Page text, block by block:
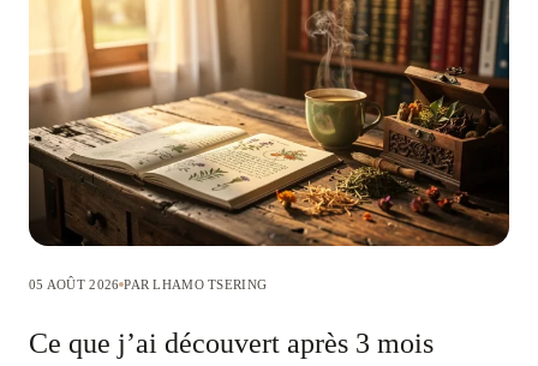
05 AOÛT 2026 PAR LHAMO TSERING
Ce que j’ai découvert après 3 mois